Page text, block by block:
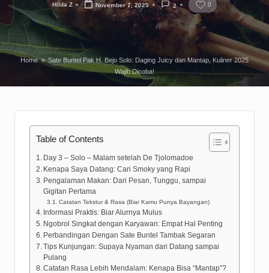
d
Posted
by
Hilda Z November 7, 2025 2 0
Home» Sate Buntel Pak H. Bejo Solo: Daging Juicy dan Mantap, Kuliner 2025
Wajib Dicoba!
Table of Contents
Day 3 – Solo – Malam setelah De Tjolomadoe
Kenapa Saya Datang: Cari Smoky yang Rapi
Pengalaman Makan: Dari Pesan, Tunggu, sampai
Gigitan Pertama
Catatan Tekstur & Rasa (Biar Kamu Punya Bayangan)
Informasi Praktis: Biar Alurnya Mulus
Ngobrol Singkat dengan Karyawan: Empat Hal Penting
Perbandingan Dengan Sate Buntel Tambak Segaran
Tips Kunjungan: Supaya Nyaman dari Datang sampai
Pulang
Catatan Rasa Lebih Mendalam: Kenapa Bisa “Mantap”?